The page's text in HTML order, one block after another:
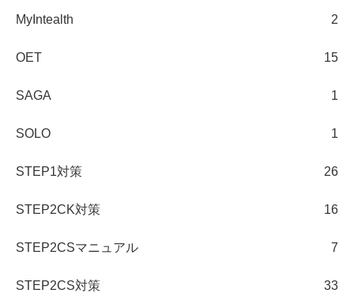
MyIntealth 2
OET 15
SAGA 1
SOLO 1
STEP1対策 26
STEP2CK対策 16
STEP2CSマニュアル 7
STEP2CS対策 33